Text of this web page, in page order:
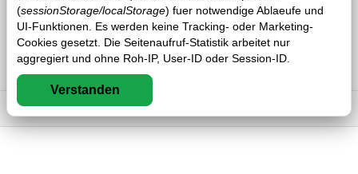
(sessionStorage/localStorage) fuer notwendige Ablaeufe und
UI-Funktionen. Es werden keine Tracking- oder Marketing-
Cookies gesetzt. Die Seitenaufruf-Statistik arbeitet nur
aggregiert und ohne Roh-IP, User-ID oder Session-ID.
Verstanden
Impressum